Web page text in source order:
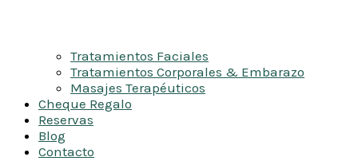
Tratamientos Faciales
Tratamientos Corporales & Embarazo
Masajes Terapéuticos
Cheque Regalo
Reservas
Blog
Contacto